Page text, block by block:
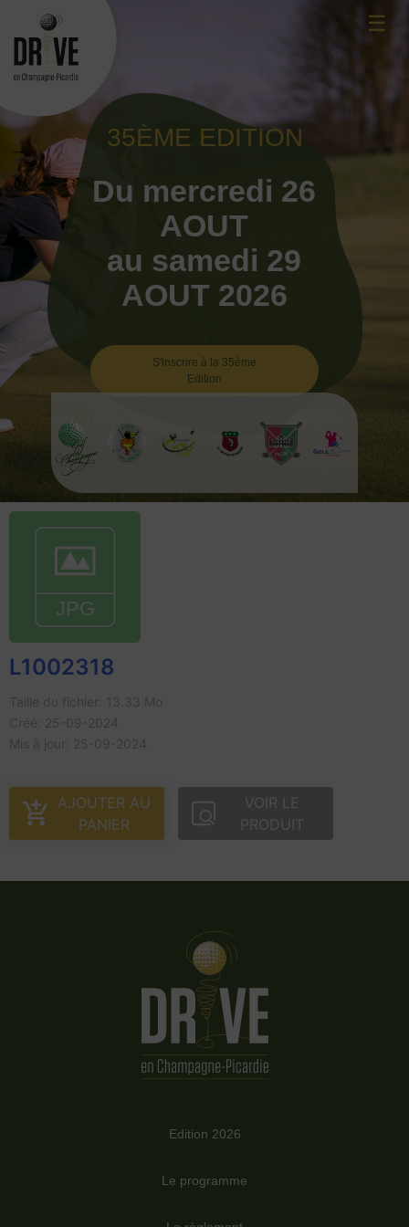
content
☰
35ÈME EDITION
Du mercredi 26
AOUT
au samedi 29
AOUT 2026
S'inscrire à la 35ème
Edition
L1002318
AJOUTER AU
PANIER
VOIR LE
PRODUIT
Edition 2026
Le programme